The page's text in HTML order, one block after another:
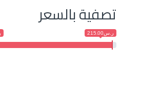
تصفية بالسعر
ر.س215.00